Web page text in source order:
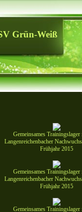
Grün-Weiß
Gemeinsames Trainingslager
Langenreichenbacher
Frühjahr 2015
Gemeinsames Trainingslager
Langenreichenbacher
Frühjahr 2015
Gemeinsames Trainingslager